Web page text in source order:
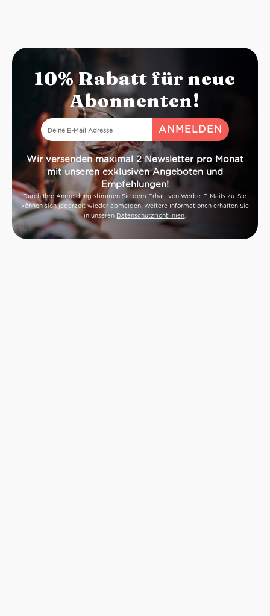
10% Rabatt für neue
Abonnenten!
Wir versenden maximal 2 Newsletter pro Monat
mit unseren exklusiven Angeboten und
Empfehlungen!
Durch Ihre Anmeldung stimmen Sie dem Erhalt von Werbe-E-Mails zu. Sie
können sich jederzeit wieder abmelden. Weitere Informationen erhalten Sie
in unseren Datenschutzrichtlinien